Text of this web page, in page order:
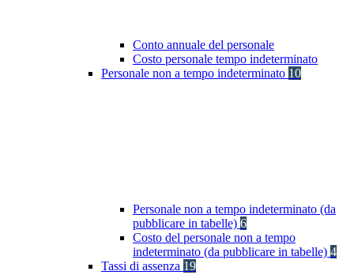
Conto annuale del personale
Costo personale tempo indeterminato
Personale non a tempo indeterminato 10
Personale non a tempo indeterminato (da
pubblicare in tabelle) 6
Costo del personale non a tempo
indeterminato (da pubblicare in tabelle) 4
Tassi di assenza 19